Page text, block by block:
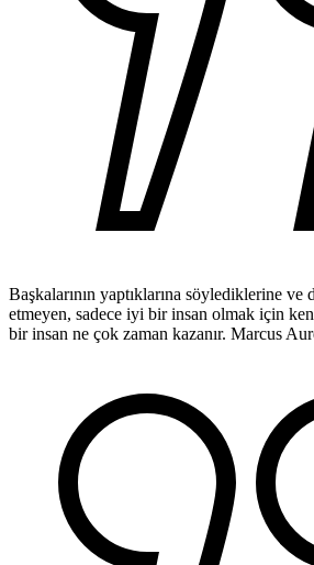
Başkalarının yaptıklarına söylediklerine ve
etmeyen, sadece iyi bir insan olmak için
bir insan ne çok zaman kazanır. Marcus